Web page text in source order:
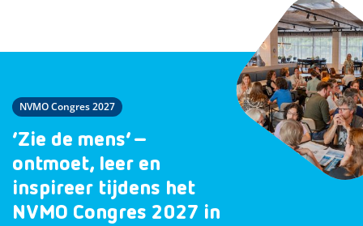
NVMO Congres 2027
‘Zie de mens’ –
ontmoet, leer en
inspireer tijdens het
NVMO Congres 2027 in